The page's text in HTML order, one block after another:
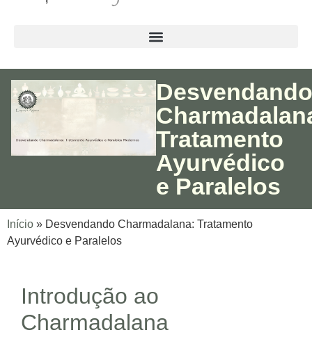
Desvendando
Tratamento
Ayurvédico
e Paralelos
Início » Desvendando Charmadalana: Tratamento
Ayurvédico e Paralelos
Introdução ao
Charmadalana